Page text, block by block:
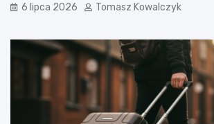
6 lipca 2026 Tomasz Kowalczyk